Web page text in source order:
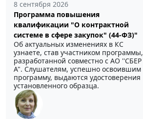
8 сентября 2026
Программа повышения
квалификации "О контрактной
системе в сфере закупок" (44-ФЗ)"
Об актуальных изменениях в КС
узнаете, став участником программы,
разработанной совместно с АО ''СБЕР
А". Слушателям, успешно освоившим
программу, выдаются удостоверения
установленного образца.